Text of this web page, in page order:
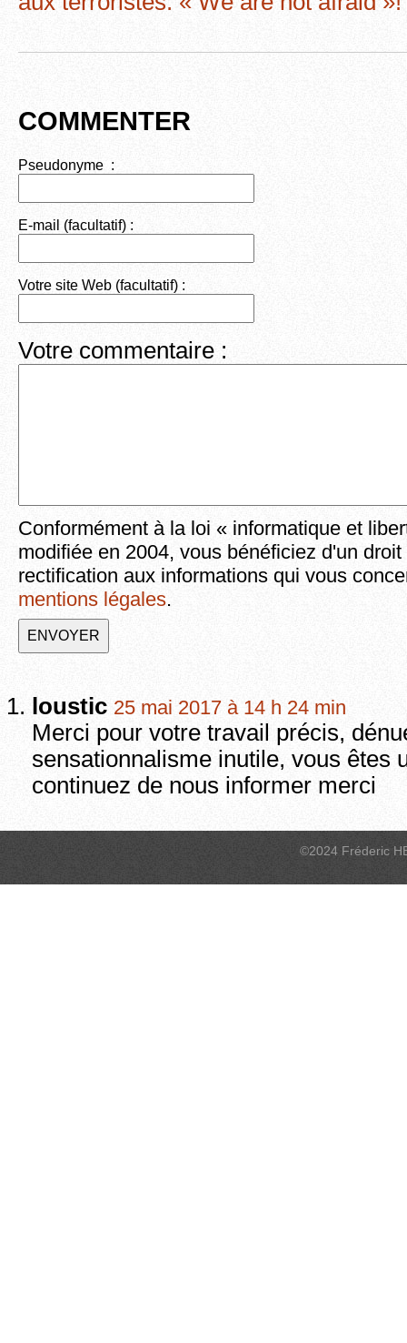
k
COMMENTER
Pseudonyme :
E-mail (facultatif) :
Votre site Web (facultatif) :
Votre commentaire :
Conformément à la loi « informatique et
modifiée en 2004, vous bénéficiez d'un
rectification aux informations qui vous
mentions légales.
loustic 25 mai 2017 à 14 h 24 min
Merci pour votre travail précis,
sensationnalisme inutile, vous êtes
continuez de nous informer merci
©2024 Fréderic